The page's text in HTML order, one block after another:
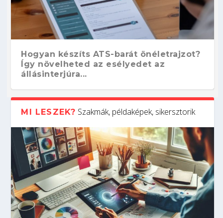
Hogyan készíts ATS-barát önéletrajzot?
Így növelheted az esélyedet az
állásinterjúra...
MI LESZEK? Szakmák, példaképek, sikersztorik